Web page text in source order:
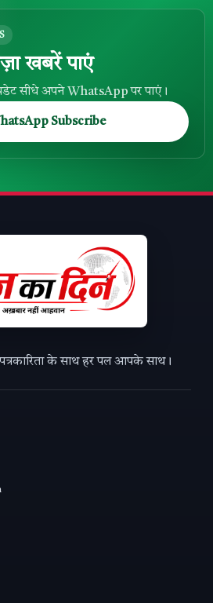
खबरें पाएं
सीधे अपने WhatsApp पर पाएं।
Subscribe
के साथ हर पल आपके साथ।